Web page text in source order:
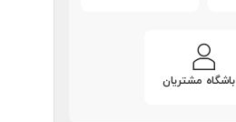
باشگاه مشتریان